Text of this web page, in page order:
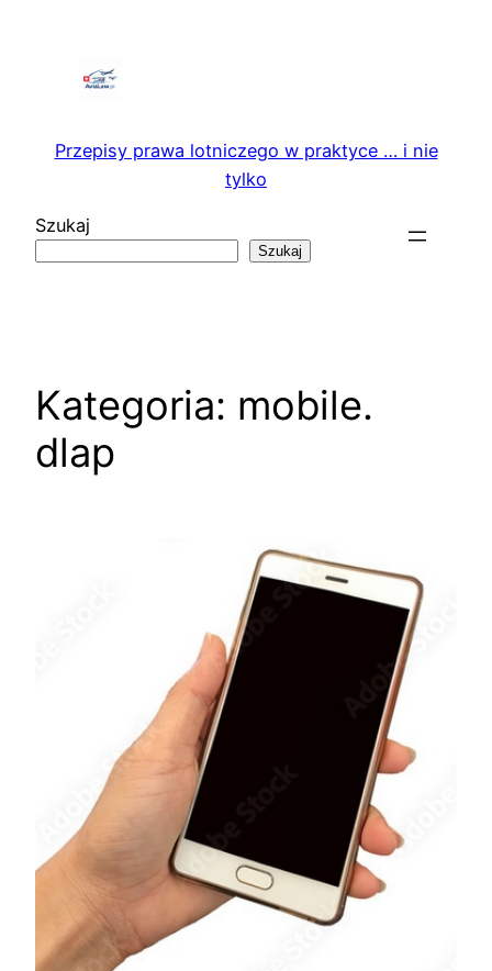
Przepisy prawa lotniczego w praktyce … i nie
tylko
Szukaj
Szukaj
Kategoria: mobile.
dlap